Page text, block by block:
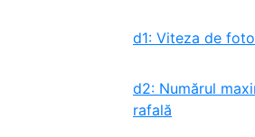
d1: Viteza de
d2: Numărul
rafală